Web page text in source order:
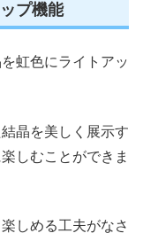
プ機能
虹色にライトアッ
晶を美しく展示す
しむことができま
しめる工夫がなさ